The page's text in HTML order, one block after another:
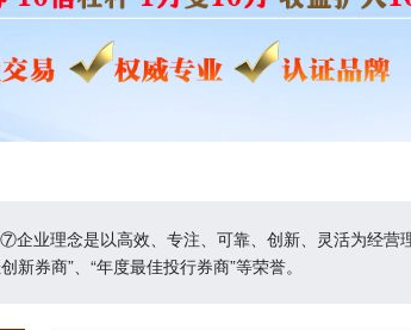
业理念是以高效、专注、可靠、创新、灵活为经营
券商”、“年度最佳投行券商”等荣誉。